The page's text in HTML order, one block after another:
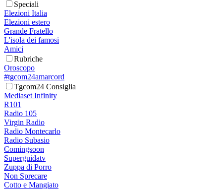
Speciali
Elezioni Italia
Elezioni estero
Grande Fratello
L'isola dei famosi
Amici
Rubriche
Oroscopo
#tgcom24amarcord
Tgcom24 Consiglia
Mediaset Infinity
R101
Radio 105
Virgin Radio
Radio Montecarlo
Radio Subasio
Comingsoon
Superguidatv
Zuppa di Porro
Non Sprecare
Cotto e Mangiato